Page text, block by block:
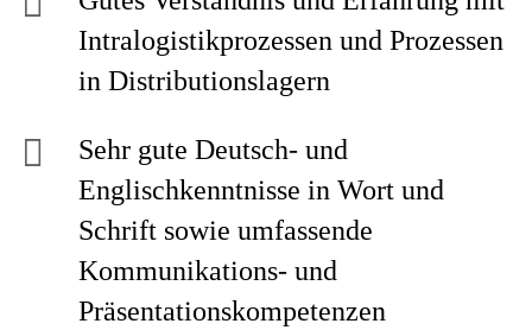
Intralogistikprozessen und Prozessen
in Distributionslagern
Sehr gute Deutsch- und
Englischkenntnisse in Wort und
Schrift sowie umfassende
Kommunikations- und
Präsentationskompetenzen